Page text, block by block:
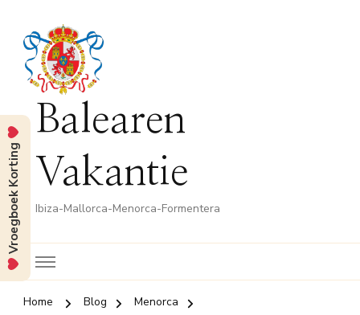
Balearen
Vakantie
Ibiza-Mallorca-Menorca-Formentera
Home Blog
Menorca
Vroegboek Korting